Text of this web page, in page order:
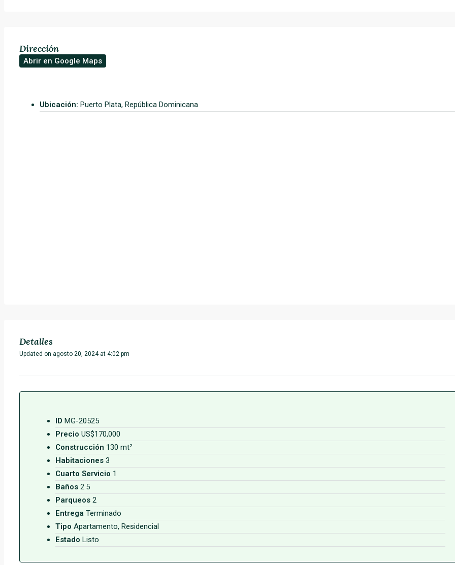
Dirección
Abrir en Google Maps
Ubicación: Puerto Plata, República Dominicana
Detalles
Updated on agosto 20, 2024 at 4:02 pm
ID MG-20525
Precio US$170,000
Construcción 130 mt²
Habitaciones 3
Cuarto Servicio 1
Baños 2.5
Parqueos 2
Entrega Terminado
Tipo Apartamento, Residencial
Estado Listo